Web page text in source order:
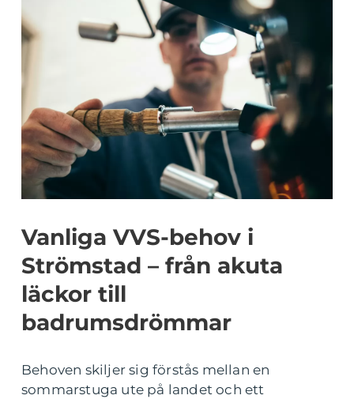
Vanliga VVS-behov i
Strömstad – från akuta
läckor till
badrumsdrömmar
Behoven skiljer sig förstås mellan en
sommarstuga ute på landet och ett